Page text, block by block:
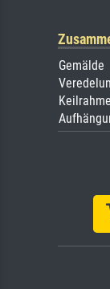
Gemälde